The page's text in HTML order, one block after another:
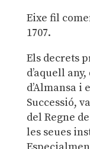
Eixe fil
1707.
Els decrets
d’aquell
d’Almansa i
Successió,
del Regne
les seues